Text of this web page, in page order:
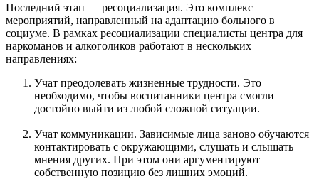
Последний этап — ресоциализация. Это комплекс
мероприятий, направленный на адаптацию больного в
социуме. В рамках ресоциализации специалисты центра для
наркоманов и алкоголиков работают в нескольких
направлениях:
Учат преодолевать жизненные трудности. Это
необходимо, чтобы воспитанники центра смогли
достойно выйти из любой сложной ситуации.
Учат коммуникации. Зависимые лица заново обучаются
контактировать с окружающими, слушать и слышать
мнения других. При этом они аргументируют
собственную позицию без лишних эмоций.